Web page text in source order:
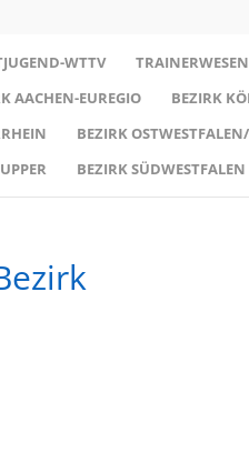
WTTV TRAINERWESEN
AACHEN-EUREGIO BEZIRK
BEZIRK
BEZIRK SÜDWESTFALEN